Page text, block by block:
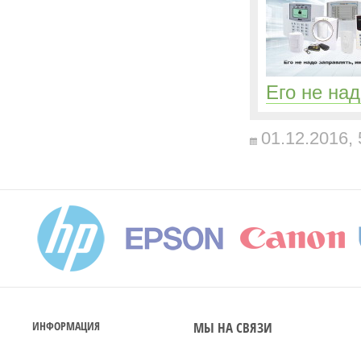
Его не
01.12.2016,
ИНФОРМАЦИЯ МЫ НА СВЯЗИ